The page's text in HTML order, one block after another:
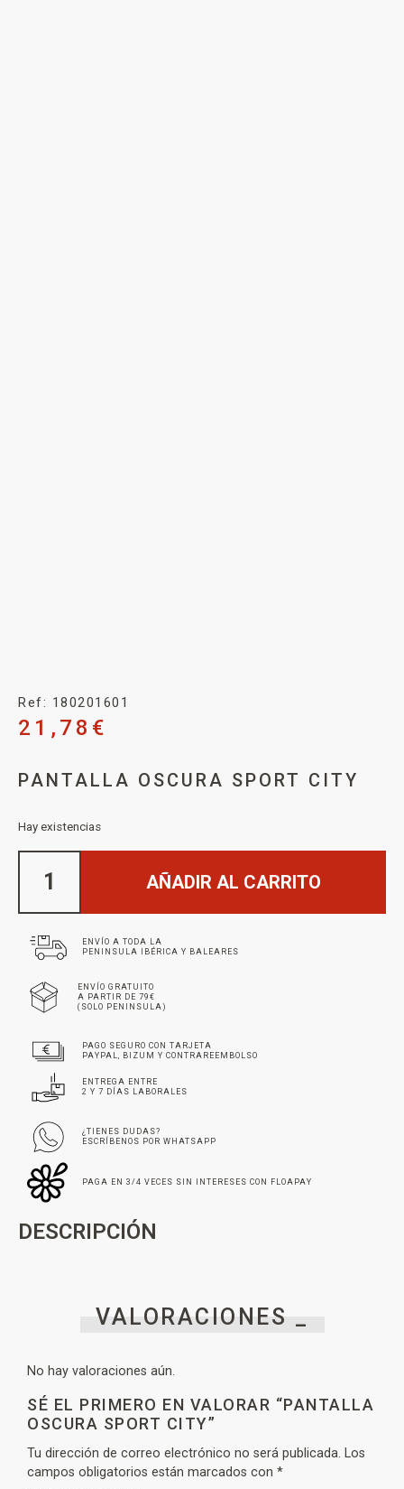
Ref: 180201601
21,78 €
PANTALLA OSCURA SPORT CITY
Hay existencias
AÑADIR AL CARRITO
ENVÍO A TODA LA
PENINSULA IBÉRICA Y BALEARES
ENVÍO GRATUITO
A PARTIR DE 79€
(SOLO PENINSULA)
PAGO SEGURO CON TARJETA
PAYPAL, BIZUM Y CONTRAREEMBOLSO
ENTREGA ENTRE
2 Y 7 DÍAS LABORALES
¿TIENES DUDAS?
ESCRÍBENOS POR WHATSAPP
PAGA EN 3/4 VECES SIN INTERESES CON FLOAPAY
DESCRIPCIÓN
VALORACIONES _
No hay valoraciones aún.
SÉ EL PRIMERO EN VALORAR “PANTALLA
OSCURA SPORT CITY”
Tu dirección de correo electrónico no será publicada. Los
campos obligatorios están marcados con *